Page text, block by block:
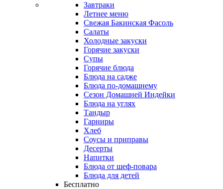
Завтраки
Летнее меню
Свежая Бакинская Фасоль
Салаты
Холодные закуски
Горячие закуски
Супы
Горячие блюда
Блюда на садже
Блюда по-домашнему
Сезон Домашней Индейки
Блюда на углях
Тандыр
Гарниры
Хлеб
Соусы и приправы
Десерты
Напитки
Блюда от шеф-повара
Блюда для детей
Бесплатно